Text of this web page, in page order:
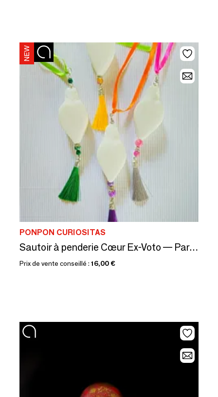
PONPON CURIOSITAS
Sautoir à penderie Cœur Ex-Voto — Parfum Lavande
Prix de vente conseillé : 16,00 €